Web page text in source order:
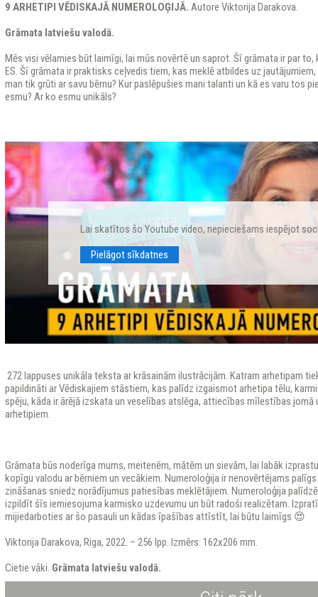
9 ARHETIPI VĒDISKAJĀ NUMEROLOĢIJĀ. Autore Viktorija Darakova.
Grāmata latviešu valodā.
Mēs visi vēlamies būt laimīgi, lai mūs novērtē un saprot. Šī grāmata ir par to,
ES. Šī grāmata ir praktisks ceļvedis tiem, kas meklē atbildes uz
man tik grūti ar savu bērnu? Kur paslēpušies mani talanti un kā es varu tos
esmu? Ar ko esmu unikāls?
Lai skatītos šo Youtube video, nepieciešams iespējot
Pielāgot sīkdatnes
272 lappuses unikāla teksta ar krāsainām ilustrācijām. Katram arhetipam
papildināti ar Vēdiskajiem stāstiem, kas palīdz izgaismot arhetipa tēlu,
spēju, kāda ir ārējā izskata un veselības atslēga, attiecības mīlestības jomā
arhetipiem.
Grāmata būs noderīga mums, meitenēm, mātēm un sievām, lai labāk
kopīgu valodu ar bērniem un vecākiem. Numeroloģija ir nenovērtējams
zināšanas sniedz norādījumus patiesības meklētājiem. Numeroloģija
izpildīt šīs iemiesojuma karmisko uzdevumu un būt radoši realizētam.
mijiedarboties ar šo pasauli un kādas īpašības attīstīt, lai būtu laimīgs 😍
Viktorija Darakova, Riga, 2022. – 256 lpp. Izmērs: 162x206 mm.
Cietie vāki. Grāmata latviešu valodā.